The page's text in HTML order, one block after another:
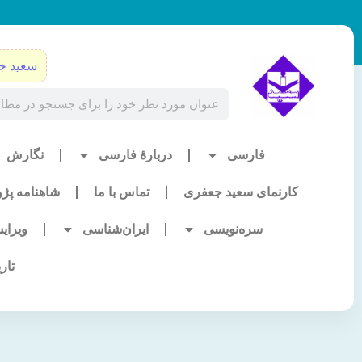
به
سعید
فارسی دربارۀ فارسی نگارش
کارنمای سعید جعفری تماس با ما شاهنامه
سره‌نویسی ایران‌شناسی